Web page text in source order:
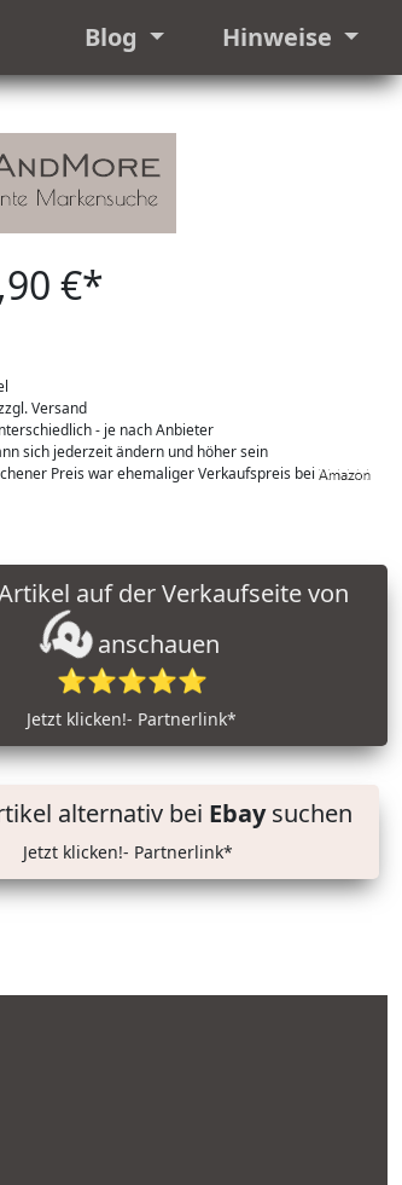
Blog Hinweise
€*
Versand
- je nach Anbieter
sich jederzeit ändern und höher sein
Preis war ehemaliger Verkaufspreis bei
anschauen
⭐⭐⭐⭐⭐
Jetzt klicken!- Partnerlink*
alternativ bei Ebaysuchen
Jetzt klicken!- Partnerlink*